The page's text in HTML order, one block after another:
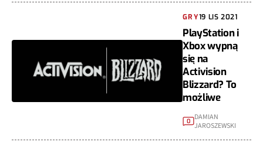
GRY19 LIS 2021
PlayStation i
Xbox wypną
się na
Activision
Blizzard? To
możliwe
0
DAMIAN
JAROSZEWSKI